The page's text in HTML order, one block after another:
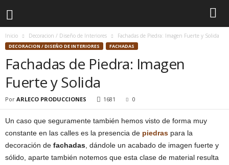
Inicio Decoracion / Diseño de Interiores Fachadas de Piedra: Imagen Fuerte y Solida
DECORACION / DISEÑO DE INTERIORES FACHADAS
Fachadas de Piedra: Imagen
Fuerte y Solida
Por ARLECO PRODUCCIONES 1681 0
Un caso que seguramente también hemos visto de forma muy
constante en las calles es la presencia de piedras para la
decoración de fachadas , dándole un acabado de imagen fuerte y
sólido, aparte también notemos que esta clase de material resulta